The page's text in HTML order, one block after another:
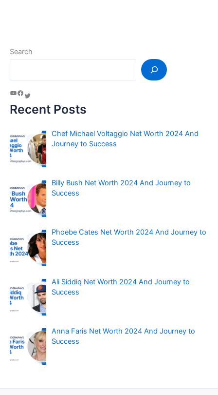
Search
Recent Posts
Chef Michael Voltaggio Net Worth 2024 And
Journey to Success
Billy Bush Net Worth 2024 And Journey to
Success
Phoebe Cates Net Worth 2024 And Journey to
Success
Ali Siddiq Net Worth 2024 And Journey to
Success
Anna Faris Net Worth 2024 And Journey to
Success